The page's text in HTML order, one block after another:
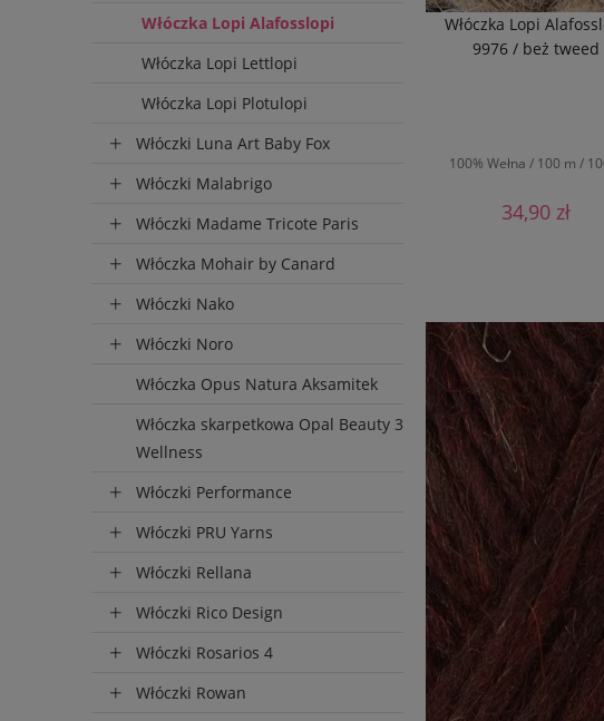
Włóczka Lopi Alafosslopi
Włóczka Lopi Lettlopi
Włóczka Lopi Plotulopi
Włóczki Luna Art Baby Fox
Włóczki Malabrigo
Włóczki Madame Tricote Paris
Włóczka Mohair by Canard
Włóczki Nako
Włóczki Noro
Włóczka Opus Natura Aksamitek
Włóczka skarpetkowa Opal Beauty 3
Wellness
Włóczki Performance
Włóczki PRU Yarns
Włóczki Rellana
Włóczki Rico Design
Włóczki Rosarios 4
Włóczki Rowan
Włóczka Lopi
9976 / beż tweed
100% Wełna / 100 m /
34,90 zł